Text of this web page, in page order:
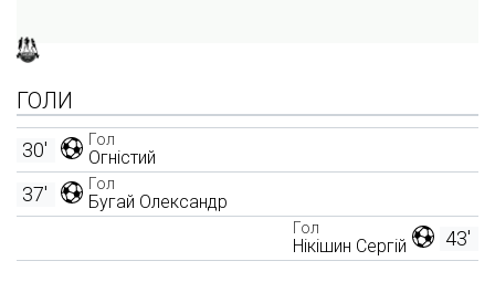
ГОЛИ
Гол
Огністий
30'
Гол
Бугай Олександр
37'
43'
Гол
Нікішин Сергій